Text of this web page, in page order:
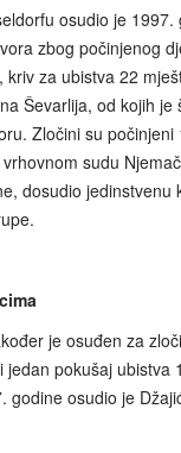
osudio je 1997.
zbog počinjenog
kriv za ubistva 22
Ševarlija, od kojih je
Zločini su
sudu
dosudio jedinstvenu
je osuđen za
jedan pokušaj ubistva
godine osudio je